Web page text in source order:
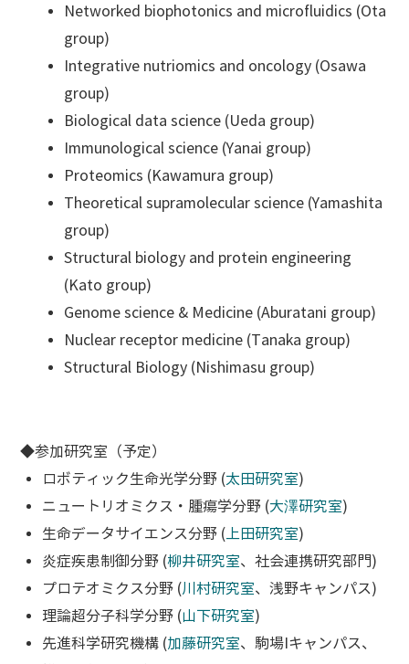
Networked biophotonics and microfluidics (Ota
group)
Integrative nutriomics and oncology (Osawa
group)
Biological data science (Ueda group)
Immunological science (Yanai group)
Proteomics (Kawamura group)
Theoretical supramolecular science (Yamashita
group)
Structural biology and protein engineering
(Kato group)
Genome science & Medicine (Aburatani group)
Nuclear receptor medicine (Tanaka group)
Structural Biology (Nishimasu group)
◆参加研究室（予定）
ロボティック生命光学分野 (太田研究室)
ニュートリオミクス・腫瘍学分野 (大澤研究室)
生命データサイエンス分野 (上田研究室)
炎症疾患制御分野 (柳井研究室、社会連携研究部門)
プロテオミクス分野 (川村研究室、浅野キャンパス)
理論超分子科学分野 (山下研究室)
先進科学研究機構 (加藤研究室、駒場Iキャンパス、